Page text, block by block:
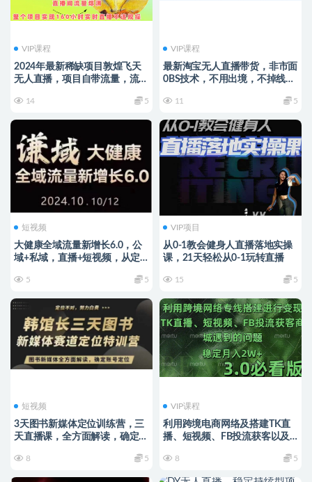
VIP课程
2024年最新稀缺项目敦煌飞天
无人直播，项目自带流量，流量
违规操
14 5
VIP课程
最新淘宝无人直播带货，非市面
0BS技术，不用出境，不掉线，
间【揭秘】
11 5
短视频
大健康全域流量新增长6.0，公
域+私域，直播+短视频，从定
5 5
VIP项目
从0-1教会健身人直播落地实操
课，21天轻松从0-1玩转直播
15 5
短视频
3天图书新媒体定位训练营，三
天直播课，全方面解读，确定账
8 5
VIP课程
利用跨境电商网络及搭建TK直
播、短视频、FB投流获客以及
看版【揭秘】
8 5